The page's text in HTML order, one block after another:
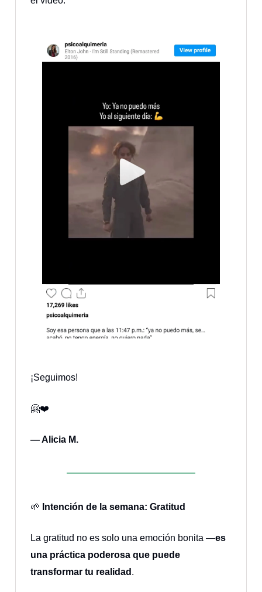
¡Seguimos!
🤗❤️
— Alicia M.
🌱 Intención de la semana: Gratitud
La gratitud no es solo una emoción bonita —es
una práctica poderosa que puede
transformar tu realidad .